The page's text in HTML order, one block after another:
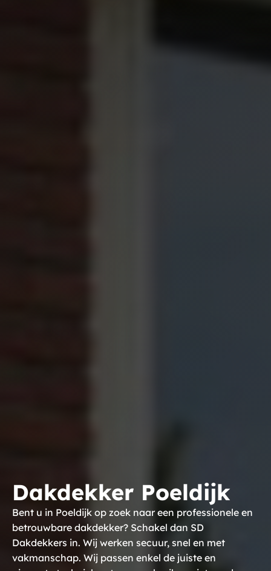
Dakdekker Poeldijk
Bent u in Poeldijk op zoek naar een professionele en
betrouwbare dakdekker? Schakel dan SD
Dakdekkers in. Wij werken secuur, snel en met
vakmanschap. Wij passen enkel de juiste en